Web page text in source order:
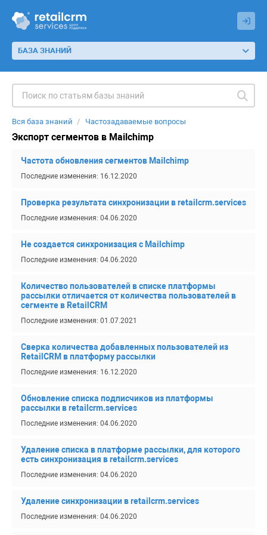
БАЗА ЗНАНИЙ
Вся база знаний Частозадаваемые вопросы
Экспорт сегментов в Mailchimp
Частота обновления сегментов Mailchimp
Последние изменения: 16.12.2020
Проверка результата синхронизации в retailcrm.services
Последние изменения: 04.06.2020
Не создается синхронизация с Mailchimp
Последние изменения: 04.06.2020
Количество пользователей в списке платформы
рассылки отличается от количества пользователей в
сегменте в RetailCRM
Последние изменения: 01.07.2021
Сверка количества добавленных пользователей из
RetailCRM в платформу рассылки
Последние изменения: 16.12.2020
Обновление списка подписчиков из платформы
рассылки в retailcrm.services
Последние изменения: 04.06.2020
Удаление списка в платформе рассылки, для которого
есть синхронизация в retailcrm.services
Последние изменения: 04.06.2020
Удаление синхронизации в retailcrm.services
Последние изменения: 04.06.2020